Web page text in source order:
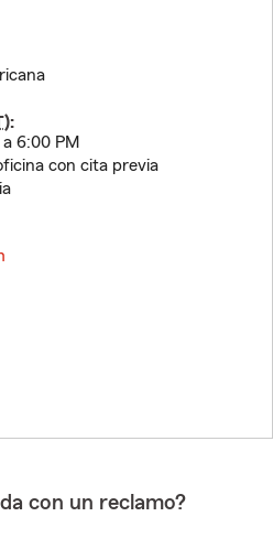
):
6:00 PM
con cita previa
con un reclamo?